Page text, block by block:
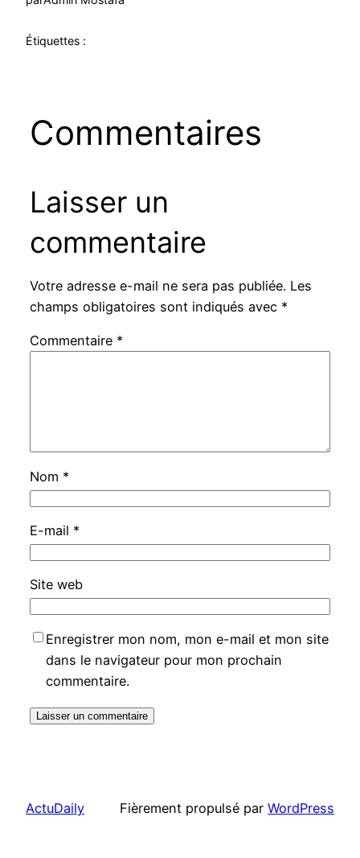
Étiquettes :
Commentaires
Laisser un
commentaire
Votre adresse e-mail ne sera pas publiée. Les
champs obligatoires sont indiqués avec *
Commentaire *
Nom *
E-mail *
Site web
Enregistrer mon nom, mon e-mail et mon site
dans le navigateur pour mon prochain
commentaire.
ActuDaily Fièrement propulsé par WordPress